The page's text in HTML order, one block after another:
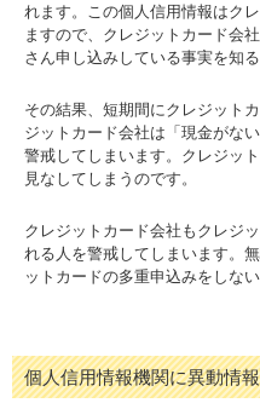
れます。この個人信用情報はク
ますので、クレジットカード会
さん申し込みしている事実を知る
その結果、短期間にクレジット
ジットカード会社は「現金がな
警戒してしまいます。クレジッ
見なしてしまうのです。
クレジットカード会社もクレジ
れる人を警戒してしまいます。
ットカードの多重申込みをしな
個人信用情報機関に異動情